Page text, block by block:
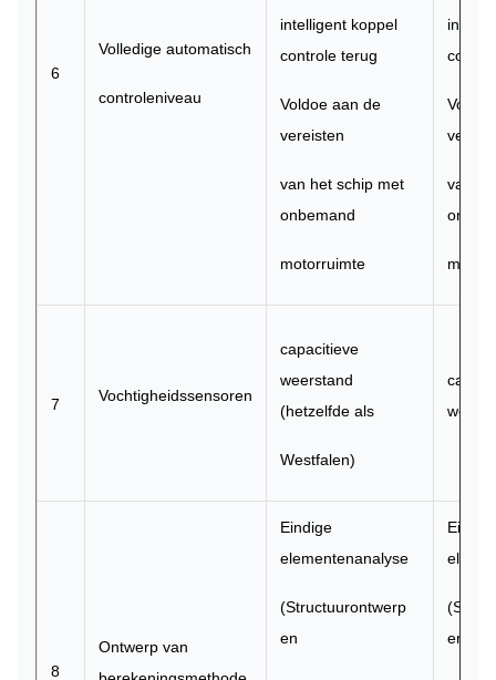
6
Volledige automatisch
controleniveau
intelligent koppel
controle terug
Voldoe aan de
vereisten
van het schip met
onbemand
motorruimte
van
7 Vochtigheidssensoren
capacitieve
weerstand
(hetzelfde als
Westfalen)
8
Ontwerp van
Eindige
elementenanalyse
(Structuurontwerp
en
en